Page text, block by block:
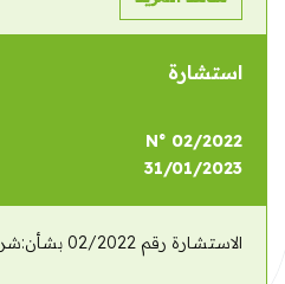
استشارة
N° 02/2022
31/01/2023
الاستشارة رقم 02/2022 بشأن:شراء معدات حاسوبية.